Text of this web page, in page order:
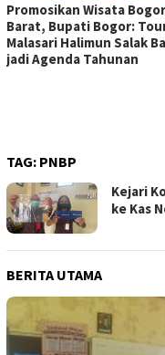
Promosikan Wisata Bogor
Barat, Bupati Bogor:
Malasari Halimun Salak
jadi Agenda Tahunan
TAG: PNBP
Kejari
ke Kas
BERITA UTAMA